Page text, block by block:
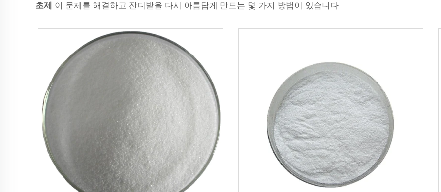
초제 이 문제를 해결하고 잔디밭을 다시 아름답게 만드는 몇 가지 방법이 있습니다.